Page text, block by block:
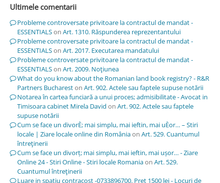
Ultimele comentarii
Probleme controversate privitoare la contractul de mandat -
ESSENTIALSon Art. 1310. Răspunderea reprezentantului
Probleme controversate privitoare la contractul de mandat -
ESSENTIALSon Art. 2017. Executarea mandatului
Probleme controversate privitoare la contractul de mandat -
ESSENTIALSon Art. 2009. Noţiunea
What do you know about the Romanian land book registry? - R&R
Partners Buchareston Art. 902. Actele sau faptele supuse notării
Notarea în cartea funciară a unui proces; admisibilitate - Avocat in
Timisoara cabinet Mirela David on Art. 902. Actele sau faptele
supuse notării
Cum se face un divorÈ; mai simplu, mai ieftin, mai uÈor… – Stiri
locale | Ziare locale online din Româniaon Art. 529. Cuantumul
întreţinerii
Cum se face un divorț; mai simplu, mai ieftin, mai ușor… - Ziare
Online 24 - Stiri Online - Stiri locale Romaniaon Art. 529.
Cuantumul întreţinerii
Luare in spatiu contracost -0733896700. Pret 1500 lei - Locuri de